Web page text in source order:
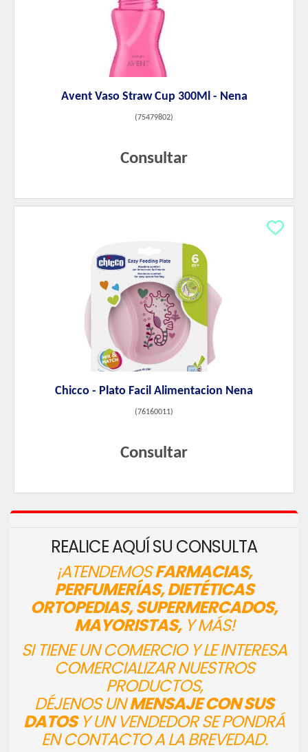
Avent Vaso Straw Cup 300Ml - Nena
(75479802)
Consultar
Chicco - Plato Facil Alimentacion Nena
(76160011)
Consultar
REALICE AQUÍ SU CONSULTA
¡ATENDEMOSFARMACIAS,
PERFUMERÍAS, DIETÉTICAS
ORTOPEDIAS, SUPERMERCADOS,
MAYORISTAS,Y MÁS!
SI TIENE UN COMERCIO Y LE INTERESA
COMERCIALIZAR NUESTROS
PRODUCTOS,
DÉJENOS UNMENSAJE CON SUS
DATOSY UN VENDEDOR SE PONDRÁ
EN CONTACTO A LA BREVEDAD.